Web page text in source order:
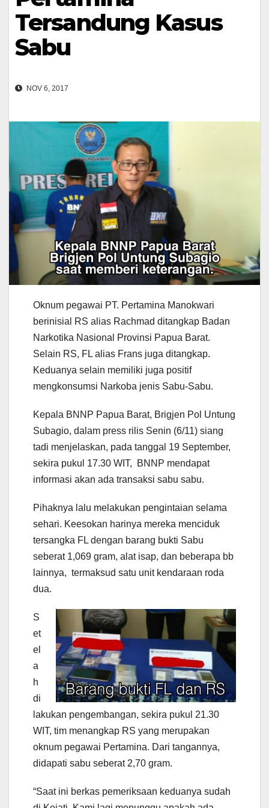
Tersandung Kasus
Sabu
NOV 6, 2017
Oknum pegawai PT. Pertamina Manokwari
berinisial RS alias Rachmad ditangkap Badan
Narkotika Nasional Provinsi Papua Barat.
Selain RS, FL alias Frans juga ditangkap.
Keduanya selain memiliki juga positif
mengkonsumsi Narkoba jenis Sabu-Sabu.
Kepala BNNP Papua Barat, Brigjen Pol Untung
Subagio, dalam press rilis Senin (6/11) siang
tadi menjelaskan, pada tanggal 19 September,
sekira pukul 17.30 WIT, BNNP mendapat
informasi akan ada transaksi sabu sabu.
Pihaknya lalu melakukan pengintaian selama
sehari. Keesokan harinya mereka menciduk
tersangka FL dengan barang bukti Sabu
seberat 1,069 gram, alat isap, dan beberapa bb
lainnya, termaksud satu unit kendaraan roda
dua.
S
et
el
a
h
di
lakukan pengembangan, sekira pukul 21.30
WIT, tim menangkap RS yang merupakan
oknum pegawai Pertamina. Dari tangannya,
didapati sabu seberat 2,70 gram.
“Saat ini berkas pemeriksaan keduanya sudah